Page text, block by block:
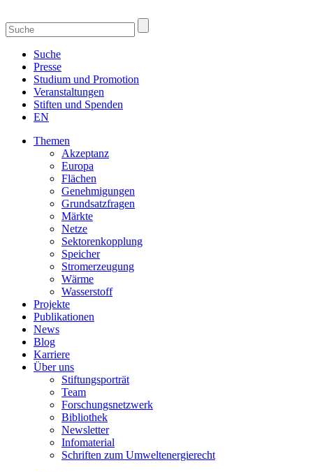
Suche
Presse
Studium und Promotion
Veranstaltungen
Stiften und Spenden
EN
Themen
Akzeptanz
Europa
Flächen
Genehmigungen
Grundsatzfragen
Märkte
Netze
Sektorenkopplung
Speicher
Stromerzeugung
Wärme
Wasserstoff
Projekte
Publikationen
News
Blog
Karriere
Über uns
Stiftungsporträt
Team
Forschungsnetzwerk
Bibliothek
Newsletter
Infomaterial
Schriften zum Umweltenergierecht